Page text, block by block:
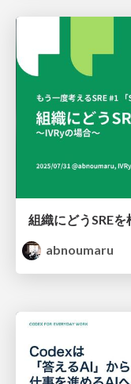
組織にどうSRE
abnoumaru